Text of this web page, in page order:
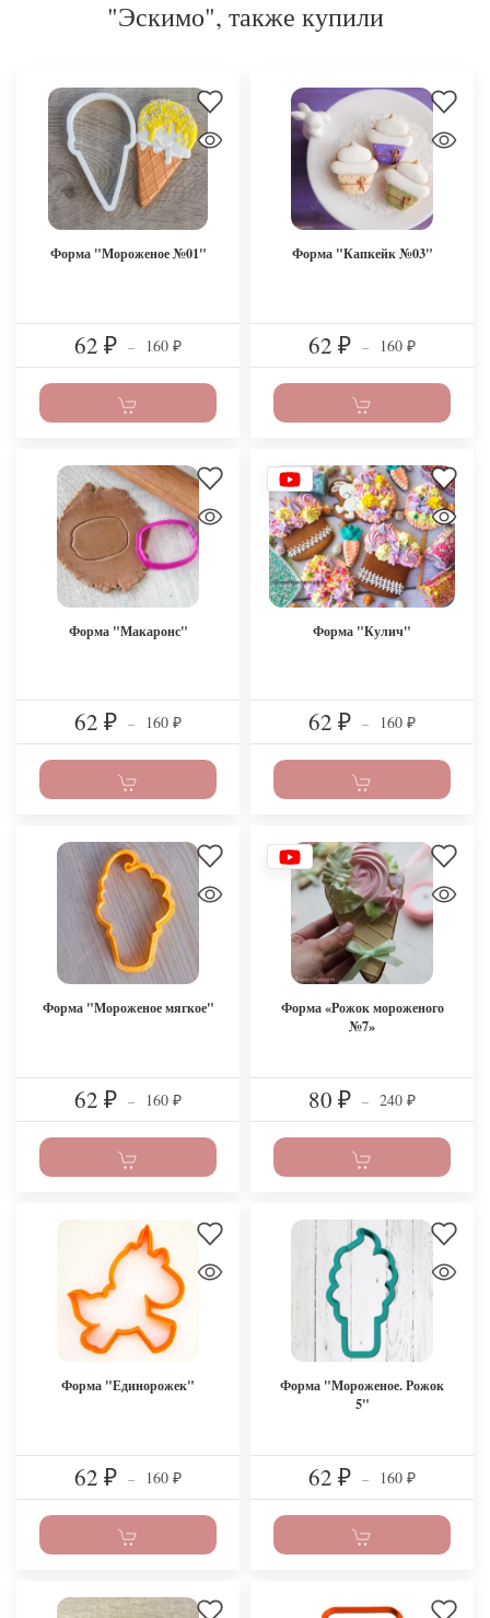
"Эскимо", также купили
Форма "Мороженое №01"
62 ₽ – 160 ₽
Форма "Капкейк №03"
62 ₽ – 160 ₽
Форма "Макаронс"
62 ₽ – 160 ₽
Форма "Кулич"
62 ₽ – 160 ₽
Форма "Мороженое мягкое"
62 ₽ – 160 ₽
Форма «Рожок мороженого
№7»
80 ₽ – 240 ₽
Форма "Единорожек"
62 ₽ – 160 ₽
Форма "Мороженое. Рожок
5"
62 ₽ – 160 ₽